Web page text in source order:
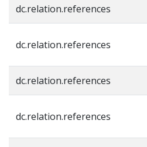
dc.relation.references
dc.relation.references
dc.relation.references
dc.relation.references